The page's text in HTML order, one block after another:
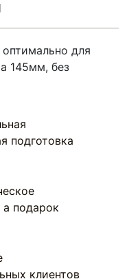
оптимально для
145мм, без
подготовка
подарок
клиентов